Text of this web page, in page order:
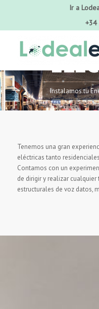
Ir a
+34
Instalamos tu
Tenemos una gran
eléctricas tanto
Contamos con un
de dirigir y realizar
estructurales de voz datos,